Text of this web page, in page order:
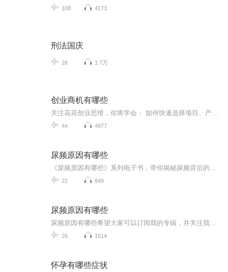
108 4173
刑法国庆
26 1.7万
创业商机有哪些
44 4977
尿频原因有哪些
22 849
尿频原因有哪些
26 1514
怀孕有哪些症状